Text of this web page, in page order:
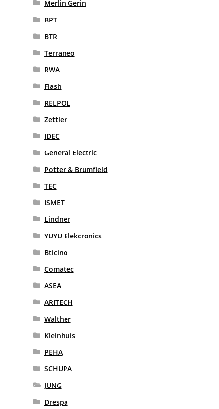
Merlin Gerin
BPT
BTR
Terraneo
RWA
Flash
RELPOL
Zettler
IDEC
General Electric
Potter & Brumfield
TEC
ISMET
Lindner
YUYU Elekcronics
Bticino
Comatec
ASEA
ARITECH
Walther
Kleinhuis
PEHA
SCHUPA
JUNG
Drespa